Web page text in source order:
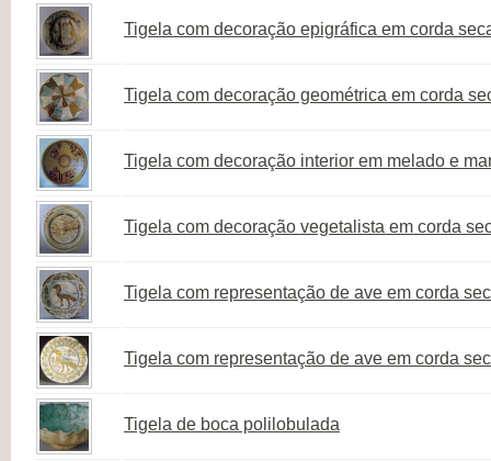
Tigela com decoração epigráfica em corda
Tigela com decoração geométrica em corda
Tigela com decoração interior em melado e
Tigela com decoração vegetalista em corda
Tigela com representação de ave em corda
Tigela com representação de ave em corda
Tigela de boca polilobulada